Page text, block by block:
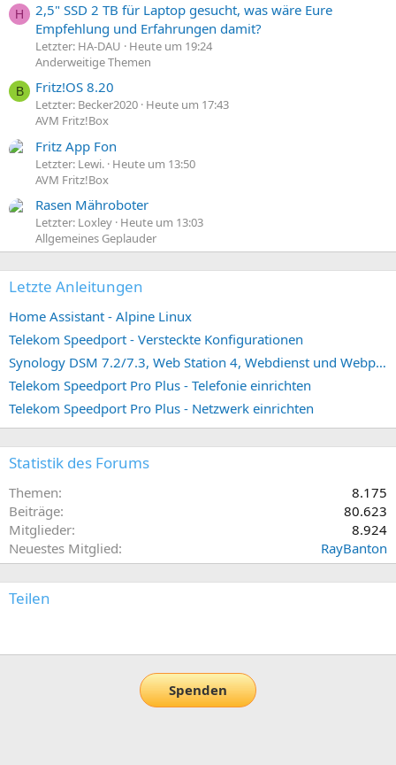
H
2,5" SSD 2 TB für Laptop gesucht, was wäre Eure
Empfehlung und Erfahrungen damit?
Letzter: HA-DAU
Heute um 19:24
Anderweitige Themen
B Fritz!OS 8.20
Letzter: Becker2020 Heute um 17:43
AVM Fritz!Box
Fritz App Fon
Letzter: Lewi. Heute um 13:50
AVM Fritz!Box
Rasen Mähroboter
Letzter: Loxley Heute um 13:03
Allgemeines Geplauder
Letzte Anleitungen
Home Assistant - Alpine Linux
Telekom Speedport - Versteckte Konfigurationen
Synology DSM 7.2/7.3, Web Station 4, Webdienst und Webportal erstellen (ehemals vHost)
Telekom Speedport Pro Plus - Telefonie einrichten
Telekom Speedport Pro Plus - Netzwerk einrichten
Statistik des Forums
Themen
8.175
Beiträge
80.623
Mitglieder
8.924
Neuestes Mitglied
RayBanton
Teilen
Spenden